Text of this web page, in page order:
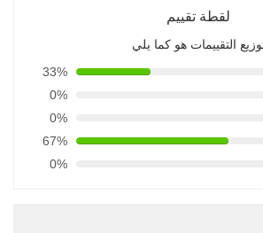
لقطة تقييم
التقييمات هو كما يلي
33%
0%
0%
67%
0%